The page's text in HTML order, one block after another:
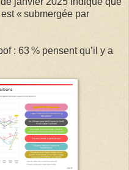
« submergée par
: 63 % pensent qu’il y a